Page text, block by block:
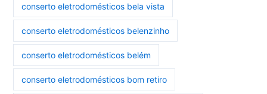
conserto eletrodomésticos bela vista
conserto eletrodomésticos belenzinho
conserto eletrodomésticos belém
conserto eletrodomésticos bom retiro